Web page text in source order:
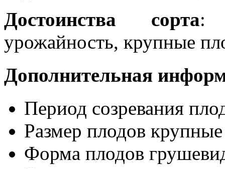
Достоинства сорта:
урожайность, крупные
Дополнительная
Период созревания
Размер плодов крупные
Форма плодов